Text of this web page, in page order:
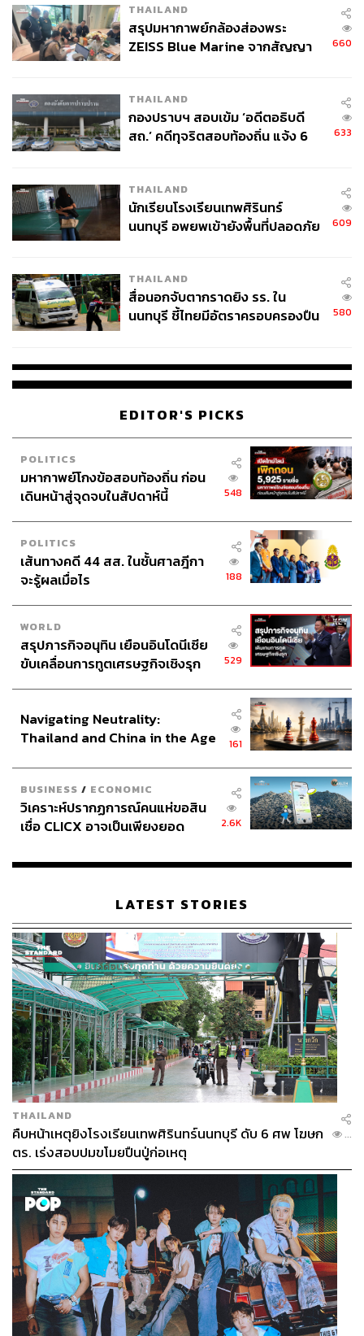
THAILAND
สรุปมหากาพย์กล้องส่องพระ
ZEISS Blue Marine จากสัญญา
จ่ายหนี้-แอบระบุแบรนด์
660
THAILAND
กองปราบฯ สอบเข้ม ‘อดีตอธิบดี
สถ.’ คดีทุจริตสอบท้องถิ่น แจ้ง 6
633
THAILAND
นักเรียนโรงเรียนเทพศิรินทร์
นนทบุรี อพยพเข้ายังพื้นที่ปลอดภัย
609
THAILAND
สื่อนอกจับตากราดยิง รร. ใน
นนทบุรี ชี้ไทยมีอัตราครอบครองปืน
580
EDITOR'S PICKS
POLITICS
มหากาพย์โกงข้อสอบท้องถิ่น ก่อน
เดินหน้าสู่จุดจบในสัปดาห์นี้
548
POLITICS
เส้นทางคดี 44 สส. ในชั้นศาลฎีกา
จะรู้ผลเมื่อไร
188
WORLD
สรุปภารกิจอนุทิน เยือนอินโดนีเซีย
ขับเคลื่อนการทูตเศรษฐกิจเชิงรุก
529
Navigating Neutrality:
Thailand and China in the Age
161
BUSINESS / ECONOMIC
วิเคราะห์ปรากฏการณ์คนแห่ขอสิน
เชื่อ CLICX อาจเป็นเพียงยอด
เรือนไทยที่ถูกซุกไว้
2.6K
LATEST STORIES
THAILAND
คืบหน้าเหตุยิงโรงเรียนเทพศิรินทร์นนทบุรี ดับ 6 ศพ โฆษก
ตร. เร่งสอบปมขโมยปืนปู่ก่อเหตุ
...